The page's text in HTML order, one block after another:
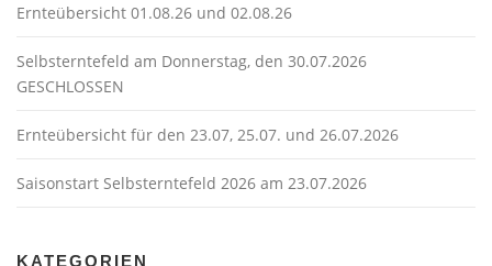
Ernteübersicht 01.08.26 und 02.08.26
Selbsterntefeld am Donnerstag, den 30.07.2026
GESCHLOSSEN
Ernteübersicht für den 23.07, 25.07. und 26.07.2026
Saisonstart Selbsterntefeld 2026 am 23.07.2026
KATEGORIEN